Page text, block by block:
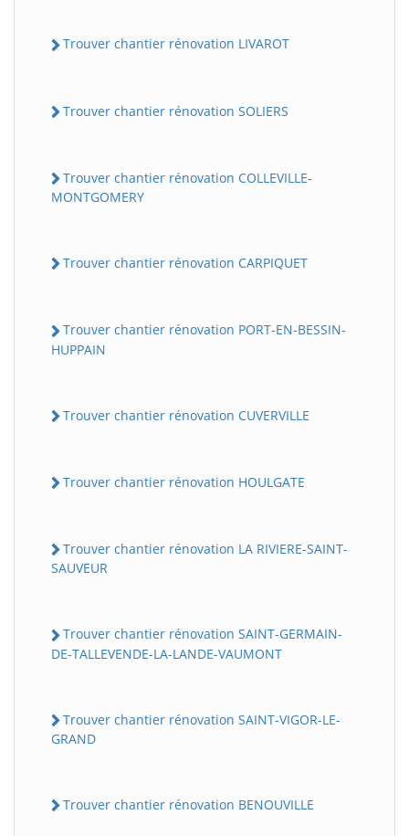
Trouver chantier rénovation LIVAROT
Trouver chantier rénovation SOLIERS
Trouver chantier rénovation COLLEVILLE-
MONTGOMERY
Trouver chantier rénovation CARPIQUET
Trouver chantier rénovation PORT-EN-BESSIN-
HUPPAIN
Trouver chantier rénovation CUVERVILLE
Trouver chantier rénovation HOULGATE
Trouver chantier rénovation LA RIVIERE-SAINT-
SAUVEUR
Trouver chantier rénovation SAINT-GERMAIN-
DE-TALLEVENDE-LA-LANDE-VAUMONT
Trouver chantier rénovation SAINT-VIGOR-LE-
GRAND
Trouver chantier rénovation BENOUVILLE